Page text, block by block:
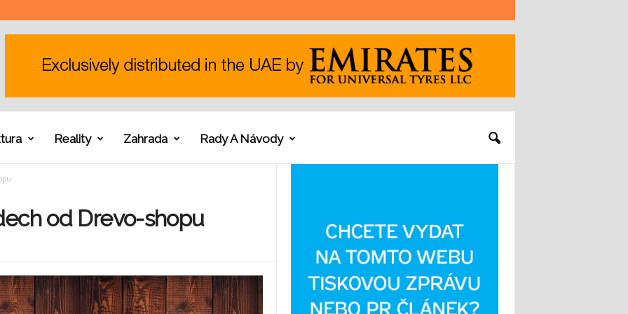
Reality Zahrada Rady A Návody
od Drevo-shopu